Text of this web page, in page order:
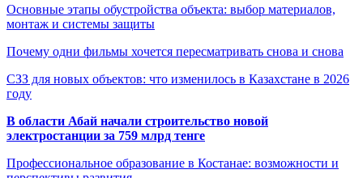
Основные этапы обустройства объекта: выбор материалов,
монтаж и системы защиты
Почему одни фильмы хочется пересматривать снова и снова
СЗЗ для новых объектов: что изменилось в Казахстане в 2026
году
В области Абай начали строительство новой
электростанции за 759 млрд тенге
Профессиональное образование в Костанае: возможности и